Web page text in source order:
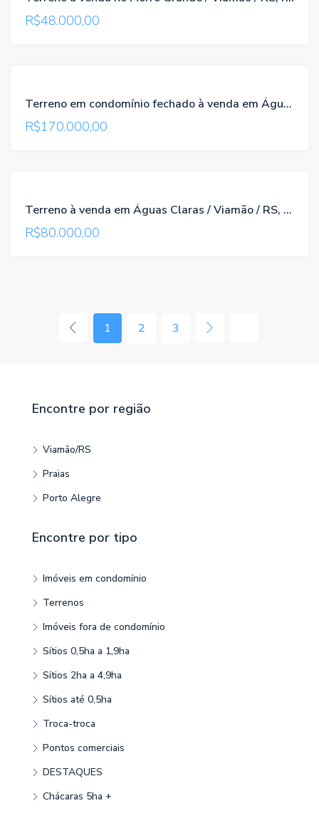
R$48.000,00
Terreno em condomínio fechado à venda em Águas Claras / Viamão / RS, referência 093
R$170.000,00
Terreno à venda em Águas Claras / Viamão / RS, referência 224
R$80.000,00
1 2 3
Encontre por região
Viamão/RS
Praias
Porto Alegre
Encontre por tipo
Imóveis em condomínio
Terrenos
Imóveis fora de condomínio
Sítios 0,5ha a 1,9ha
Sítios 2ha a 4,9ha
Sítios até 0,5ha
Troca-troca
Pontos comerciais
DESTAQUES
Chácaras 5ha +